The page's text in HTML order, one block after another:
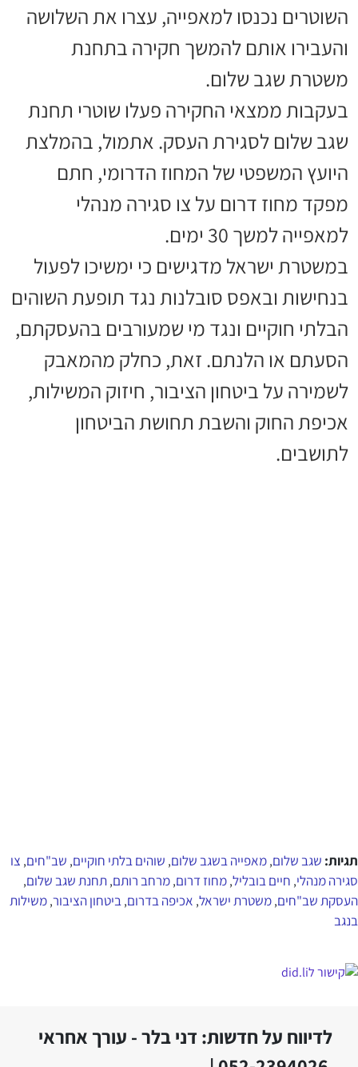
השוטרים נכנסו למאפייה, עצרו את השלושה
והעבירו אותם להמשך חקירה בתחנת
משטרת שגב שלום.
בעקבות ממצאי החקירה פעלו שוטרי תחנת
שגב שלום לסגירת העסק. אתמול, בהמלצת
היועץ המשפטי של המחוז הדרומי, חתם
מפקד מחוז דרום על צו סגירה מנהלי
למאפייה למשך 30 ימים.
במשטרת ישראל מדגישים כי ימשיכו לפעול
בנחישות ובאפס סובלנות נגד תופעת השוהים
הבלתי חוקיים ונגד מי שמעורבים בהעסקתם,
הסעתם או הלנתם. זאת, כחלק מהמאבק
לשמירה על ביטחון הציבור, חיזוק המשילות,
אכיפת החוק והשבת תחושת הביטחון
לתושבים.
תגיות: שגב שלום,מאפייה בשגב שלום, שוהים בלתי חוקיים, שב"חים, צו
סגירה מנהלי, חיים בובליל,מחוז דרום,מרחב רותם,תחנת שגב שלום,
העסקת שב"חים,משטרת ישראל, אכיפה בדרום,ביטחון הציבור,משילות
בנגב
לדיווח על חדשות: דני בלר - עורך אחראי